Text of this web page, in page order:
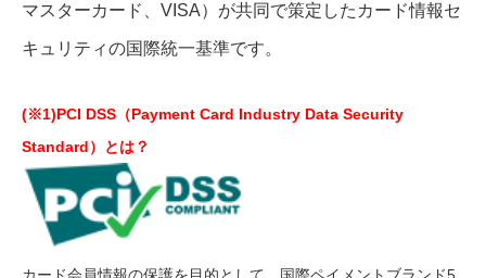
マスターカード、VISA）が共同で策定したカード情報セ
キュリティの国際統一基準です。
(※1)PCI DSS（Payment Card Industry Data Security
Standard）とは？